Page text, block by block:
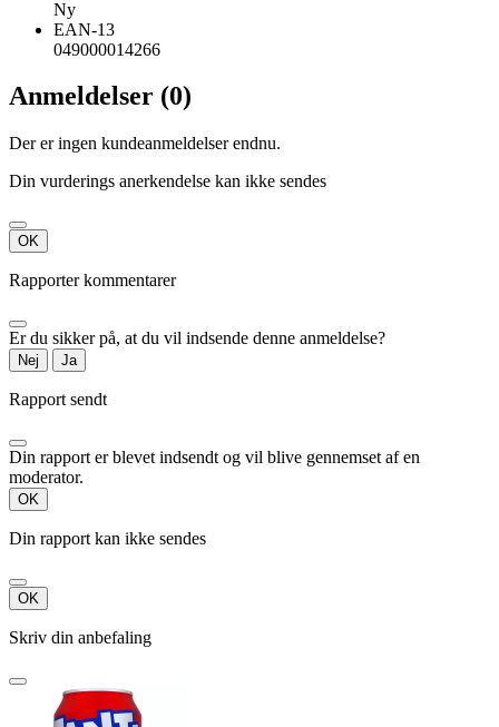
Ny
EAN-13
049000014266
Anmeldelser (0)
Der er ingen kundeanmeldelser endnu.
Din vurderings anerkendelse kan ikke sendes
OK
Rapporter kommentarer
Er du sikker på, at du vil indsende denne anmeldelse?
Nej Ja
Rapport sendt
Din rapport er blevet indsendt og vil blive gennemset af en
moderator.
OK
Din rapport kan ikke sendes
OK
Skriv din anbefaling